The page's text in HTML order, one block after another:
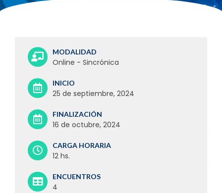
MODALIDAD
Online - Sincrónica
INICIO
25 de septiembre, 2024
FINALIZACIÓN
16 de octubre, 2024
CARGA HORARIA
12 hs.
ENCUENTROS
4